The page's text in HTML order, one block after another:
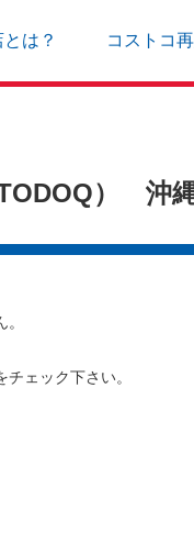
は？ コストコ
） 沖
ェック下さい。